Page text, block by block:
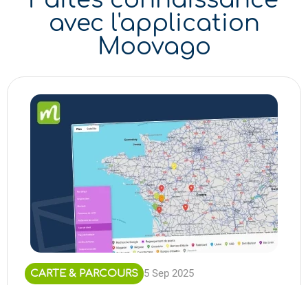
avec l'application
Moovago
CARTE & PARCOURS 5 Sep 2025